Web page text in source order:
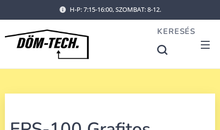
H-P: 7:15-16:00, SZOMBAT: 8-12.
KERESÉS